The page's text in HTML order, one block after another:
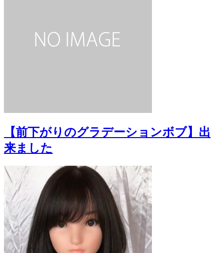
【前下がりのグラデーションボブ】出
来ました